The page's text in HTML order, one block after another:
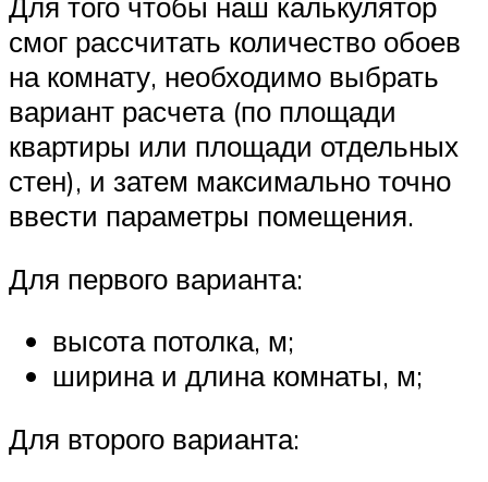
смог рассчитать количество обоев
на комнату, необходимо выбрать
вариант расчета (по площади
квартиры или площади отдельных
стен), и затем максимально точно
ввести параметры помещения.
Для первого варианта:
высота потолка, м;
ширина и длина комнаты, м;
Для второго варианта: